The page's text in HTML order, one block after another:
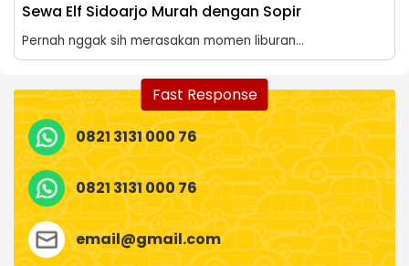
Sewa Elf Sidoarjo Murah dengan Sopir
Pernah nggak sih merasakan momen liburan...
Fast Response
0821 3131 000 76
0821 3131 000 76
email@gmail.com